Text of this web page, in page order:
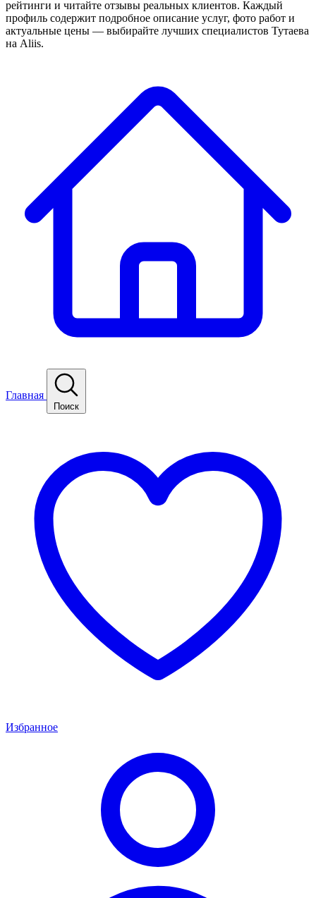
рейтинги и читайте отзывы реальных клиентов. Каждый
профиль содержит подробное описание услуг, фото работ и
актуальные цены — выбирайте лучших специалистов Тутаева
на Aliis.
Главная
Поиск
Избранное